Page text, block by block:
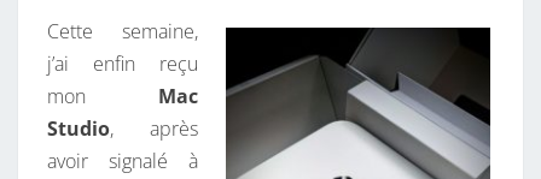
V
L
Cette semaine,
j’ai enfin reçu
mon Mac
Studio, après
avoir signalé à